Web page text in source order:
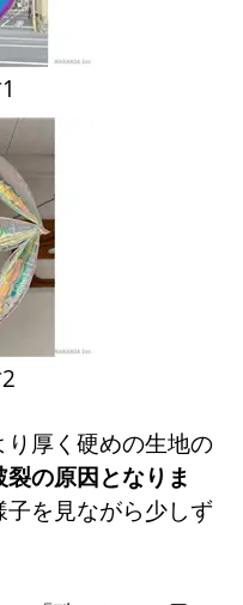
厚く硬めの生地の
の原因となりま
を見ながら少しず